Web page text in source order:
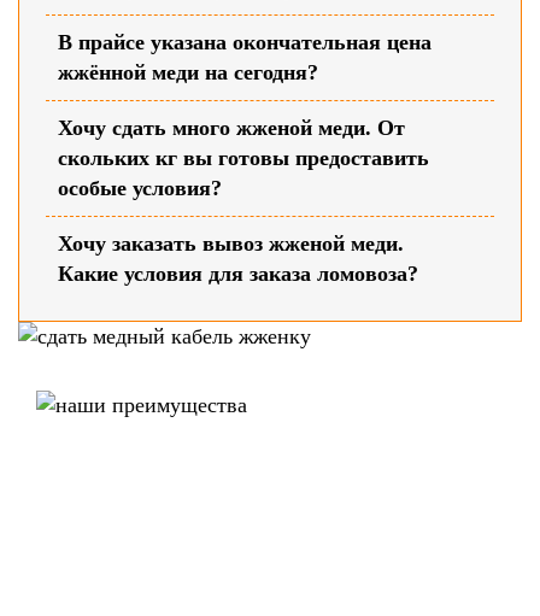
В прайсе указана окончательная цена
жжённой меди на сегодня?
Хочу сдать много жженой меди. От
скольких кг вы готовы предоставить
особые условия?
Хочу заказать вывоз жженой меди.
Какие условия для заказа ломовоза?